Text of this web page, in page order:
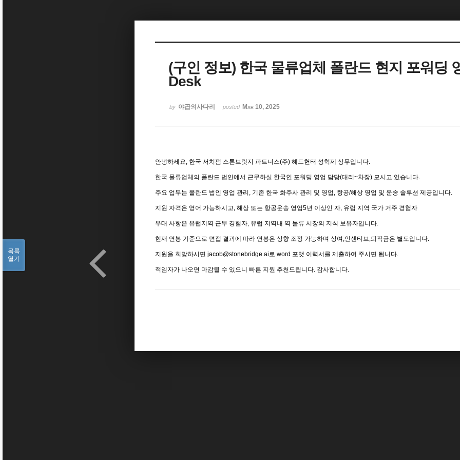
(구인 정보) 한국 물류업체 폴란드 현지 포워딩
Desk
by 야곱의사다리 posted Mar 10, 2025
안녕하세요, 한국 서치펌 스톤브릿지 파트너스(주) 헤드헌터 성혁제 상무입니다.
한국 물류업체의 폴란드 법인에서 근무하실 한국인 포워딩 영업 담당(대리~차장) 모시고 있습니다.
주요 업무는 폴란드 법인 영업 관리, 기존 한국 화주사 관리 및 영업, 항공/해상 영업 및 운송 솔루션 제공입니다.
지원 자격은 영어 가능하시고, 해상 또는 항공운송 영업5년 이상인 자, 유럽 지역 국가 거주 경험자
우대 사항은 유럽지역 근무 경험자, 유럽 지역내 역 물류 시장의 지식 보유자입니다.
현재 연봉 기준으로 면접 결과에 따라 연봉은 상향 조정 가능하며 상여,인센티브,퇴직금은 별도입니다.
지원을 희망하시면 jacob@stonebridge.ai로 word 포맷 이력서를 제출하여 주시면 됩니다.
적임자가 나오면 마감될 수 있으니 빠른 지원 추천드립니다. 감사합니다.
목록
열기
Sketchbook5, 스케치북5
Sketchbook5, 스케치북5